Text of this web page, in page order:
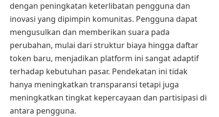
dengan peningkatan keterlibatan pengguna dan
inovasi yang dipimpin komunitas. Pengguna dapat
mengusulkan dan memberikan suara pada
perubahan, mulai dari struktur biaya hingga daftar
token baru, menjadikan platform ini sangat adaptif
terhadap kebutuhan pasar. Pendekatan ini tidak
hanya meningkatkan transparansi tetapi juga
meningkatkan tingkat kepercayaan dan partisipasi di
antara pengguna.